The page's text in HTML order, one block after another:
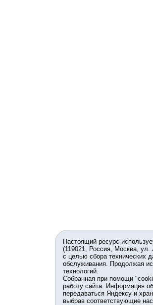
Настоящий ресурс
(119021, Россия, Москва,
с целью сбора технических
обслуживания. Продолжая
технологий.
Собранная при помощи
работу сайта. Информация
передаваться Яндексу и
выбрав соответствующие